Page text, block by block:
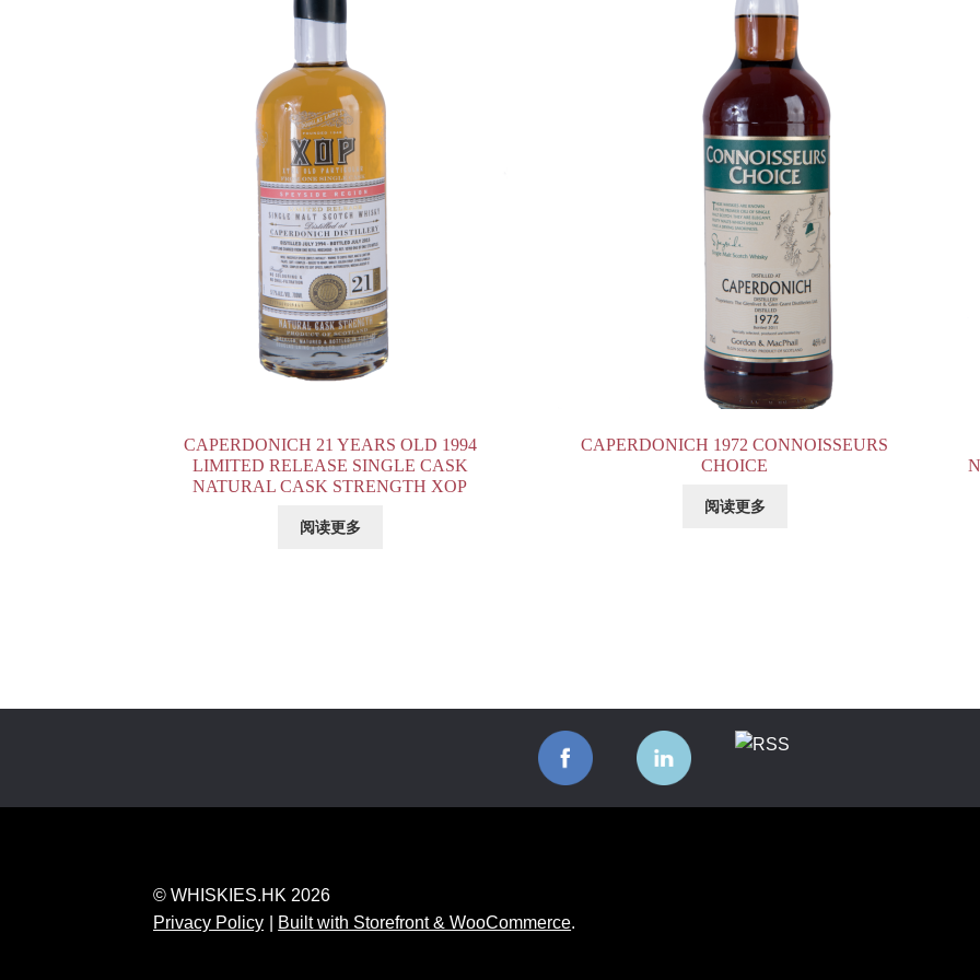
CAPERDONICH 21 YEARS OLD 1994
LIMITED RELEASE SINGLE CASK
NATURAL CASK STRENGTH XOP
阅读更多
CAPERDONICH 1972 CONNOISSEURS
CHOICE
阅读更多
© WHISKIES.HK 2026
Privacy Policy
Built with Storefront & WooCommerce.